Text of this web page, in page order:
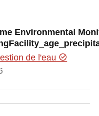
Environmental
de l'eau